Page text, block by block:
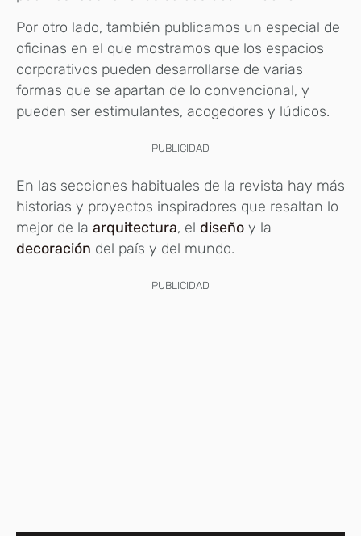
Por otro lado, también publicamos un especial de
oficinas en el que mostramos que los espacios
corporativos pueden desarrollarse de varias
formas que se apartan de lo convencional, y
pueden ser estimulantes, acogedores y lúdicos.
PUBLICIDAD
En las secciones habituales de la revista hay más
historias y proyectos inspiradores que resaltan lo
mejor de la arquitectura, el diseño y la
decoración del país y del mundo.
PUBLICIDAD